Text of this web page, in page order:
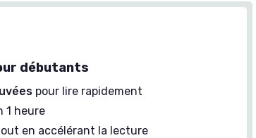
débutants
pour lire rapidement
1 heure
en accélérant la lecture